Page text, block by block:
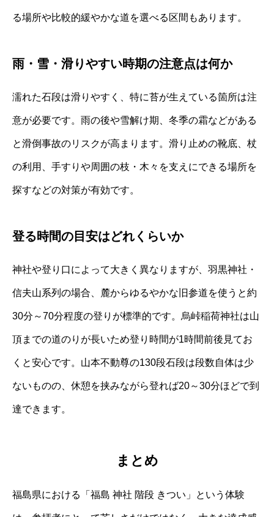
る場所や比較的緩やかな道を選べる区間もあります。
雨・雪・滑りやすい時期の注意点は何か
濡れた石段は滑りやすく、特に苔が生えている箇所は注
意が必要です。雨の後や雪解け期、冬季の霜などがある
と滑倒事故のリスクが高まります。滑り止めの靴底、杖
の利用、手すりや周囲の枝・木々を支えにできる場所を
探すなどの対策が有効です。
登る時間の目安はどれくらいか
神社や登り口によって大きく異なりますが、羽黒神社・
信夫山系列の場合、麓からゆるやかな旧参道を使うと約
30分～70分程度の登りが標準的です。烏峠稲荷神社は山
頂までの道のりが長いため登り時間が1時間前後見てお
くと安心です。山本不動尊の130段石段は段数自体は少
ないものの、休憩を挟みながら登れば20～30分ほどで到
達できます。
まとめ
福島県における「福島 神社 階段 きつい」という体験